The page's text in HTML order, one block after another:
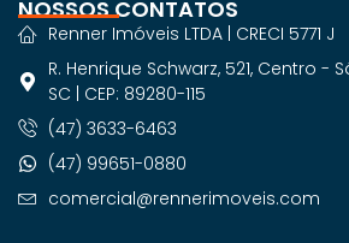
NOSSOS CONTATOS
Renner Imóveis LTDA | CRECI 5771 J
R. Henrique Schwarz, 521, Centro -
SC | CEP: 89280-115
(47) 3633-6463
(47) 99651-0880
comercial@rennerimoveis.com